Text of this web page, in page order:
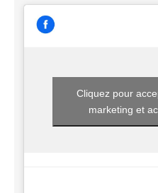
Cliquez pour
marketing et